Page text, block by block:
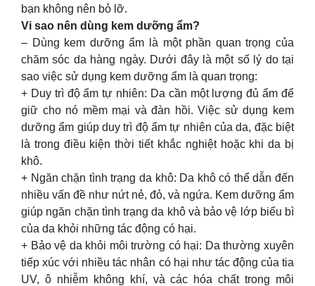
bạn không nên bỏ lỡ.
Vi sao nên dùng kem dưỡng ẩm?
– Dùng kem dưỡng ẩm là một phần quan trọng của
chăm sóc da hàng ngày. Dưới đây là một số lý do tại
sao việc sử dụng kem dưỡng ẩm là quan trọng:
+ Duy trì độ ẩm tự nhiên: Da cần một lượng đủ ẩm để
giữ cho nó mềm mại và đàn hồi. Việc sử dụng kem
dưỡng ẩm giúp duy trì độ ẩm tự nhiên của da, đặc biệt
là trong điều kiện thời tiết khắc nghiệt hoặc khi da bị
khô.
+ Ngăn chặn tình trạng da khô: Da khô có thể dẫn đến
nhiều vấn đề như nứt nẻ, đỏ, và ngứa. Kem dưỡng ẩm
giúp ngăn chặn tình trạng da khô và bảo vệ lớp biểu bì
của da khỏi những tác động có hại.
+ Bảo vệ da khỏi môi trường có hại: Da thường xuyên
tiếp xúc với nhiều tác nhân có hại như tác động của tia
UV, ô nhiễm không khí, và các hóa chất trong môi